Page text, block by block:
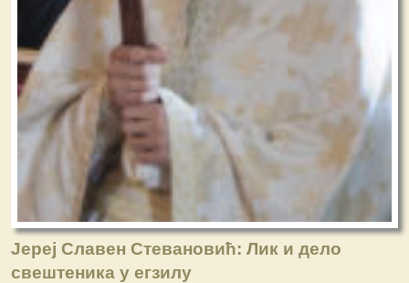
Јереј Славен Стевановић: Лик и дело
свештеника у егзилу